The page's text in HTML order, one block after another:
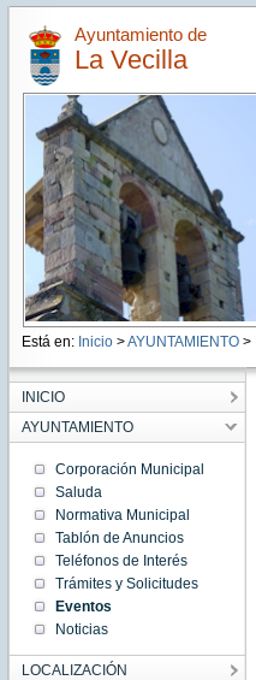
Ayuntamiento de
La Vecilla
Está en: Inicio >AYUNTAMIENTO>
INICIO
AYUNTAMIENTO
Corporación Municipal
Saluda
Normativa Municipal
Tablón de Anuncios
Teléfonos de Interés
Trámites y Solicitudes
Eventos
Noticias
LOCALIZACIÓN